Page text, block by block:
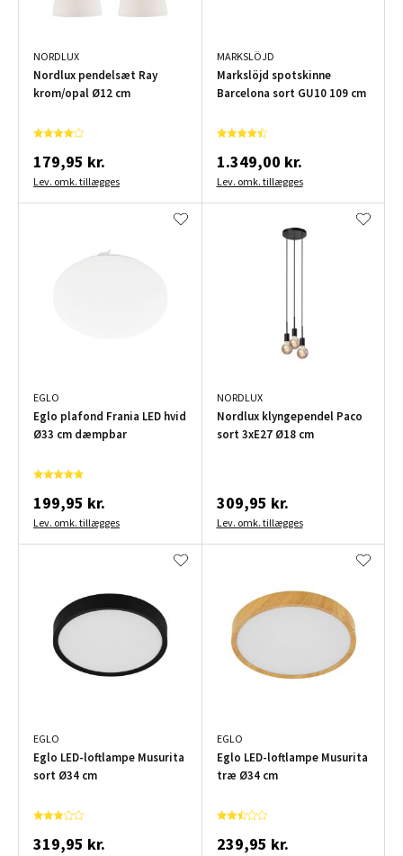
NORDLUX
Nordlux pendelsæt Ray
krom/opal Ø12 cm
179,95 kr.
Lev. omk. tillægges
MARKSLÖJD
Markslöjd spotskinne
Barcelona sort GU10 109 cm
1.349,00 kr.
Lev. omk. tillægges
EGLO
Eglo plafond Frania LED hvid
Ø33 cm dæmpbar
199,95 kr.
Lev. omk. tillægges
NORDLUX
Nordlux klyngependel Paco
sort 3xE27 Ø18 cm
309,95 kr.
Lev. omk. tillægges
EGLO
Eglo LED-loftlampe Musurita
sort Ø34 cm
319,95 kr.
EGLO
Eglo LED-loftlampe Musurita
træ Ø34 cm
239,95 kr.